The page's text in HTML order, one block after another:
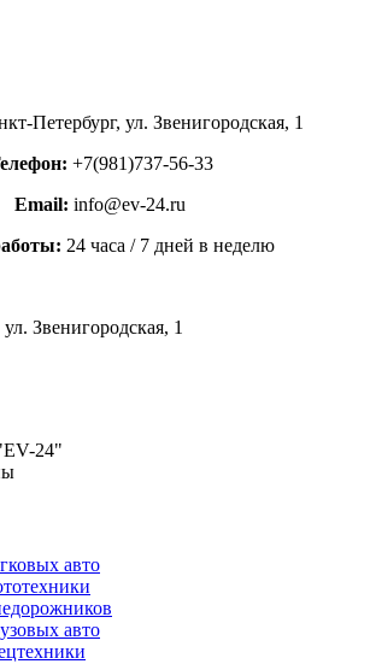
Петербург, ул. Звенигородская, 1
+7(981)737-56-33
Email: info@ev-24.ru
24 часа / 7 дней в неделю
Звенигородская, 1
24"
авто
авто